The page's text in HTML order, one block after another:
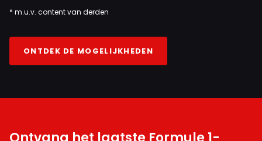
* m.u.v. content van derden
ONTDEK DE MOGELIJKHEDEN